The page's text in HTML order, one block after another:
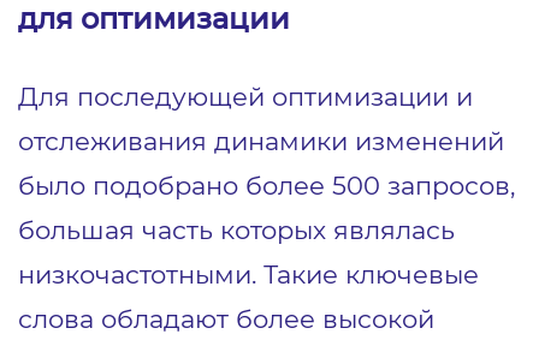
для оптимизации
Для последующей оптимизации и
отслеживания динамики изменений
было подобрано более 500 запросов,
большая часть которых являлась
низкочастотными. Такие ключевые
слова обладают более высокой